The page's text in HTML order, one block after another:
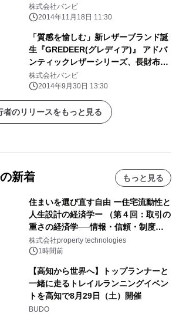
が同時発売
株式会社バンビ
2014年11月18日 11:30
「質感を愉しむ」新レザーブランド誕
生『GREDEER(グレディア)』 アドバ
ンティックレザーシリーズ、長財布・
二折財布・小銭入・名刺入の 4商品を
発売
株式会社バンビ
2014年9月30日 13:30
者のリリースをもっと見る
新着 もっと見る
住まいを選び直す自由 ー住宅流動性と
人生設計の経済学ー （第４回：取引の
重さの経済学──情報・信頼・制度を
PropTechはどう組み替えるか）｜
PropTech-Lab
株式会社property technologies
1時間前
【高知から世界へ】トップランナーと
一緒に走るトレイルランニングイベン
トを高知で8月29日（土）開催
BUDO